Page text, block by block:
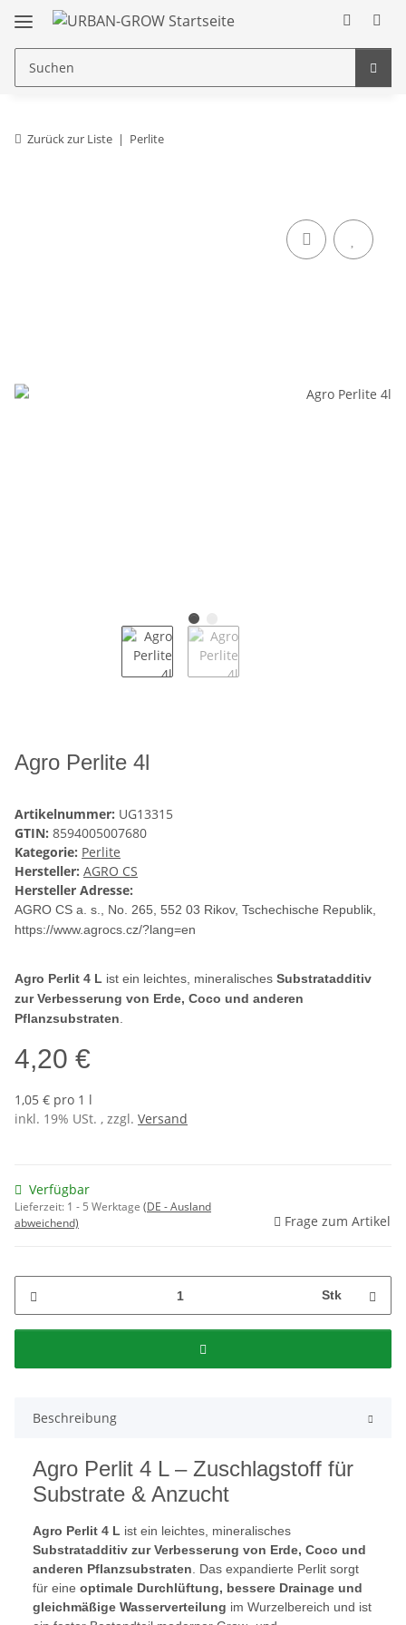
Zurück zur Liste Perlite
Agro Perlite 4l
Artikelnummer: UG13315
GTIN: 8594005007680
Kategorie: Perlite
Hersteller: AGRO CS
Hersteller Adresse:
AGRO CS a. s., No. 265, 552 03 Rikov, Tschechische Republik,
https://www.agrocs.cz/?lang=en
Agro Perlit 4 L ist ein leichtes, mineralisches Substratadditiv
zur Verbesserung von Erde, Coco und anderen
Pflanzsubstraten.
4,20 €
1,05 € pro 1 l
inkl. 19% USt. , zzgl. Versand
Verfügbar
Lieferzeit: 1 - 5 Werktage (DE - Ausland
abweichend)
Frage zum Artikel
Stk
Beschreibung
Agro Perlit 4 L – Zuschlagstoff für
Substrate & Anzucht
Agro Perlit 4 L ist ein leichtes, mineralisches
Substratadditiv zur Verbesserung von Erde, Coco und
anderen Pflanzsubstraten. Das expandierte Perlit sorgt
für eine optimale Durchlüftung, bessere Drainage und
gleichmäßige Wasserverteilung im Wurzelbereich und ist